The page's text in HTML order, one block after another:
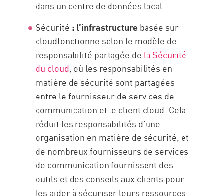
dans un centre de données local.
Sécurité : l’infrastructure basée sur
cloudfonctionne selon le modèle de
responsabilité partagée de la Sécurité
du cloud, où les responsabilités en
matière de sécurité sont partagées
entre le fournisseur de services de
communication et le client cloud. Cela
réduit les responsabilités d’une
organisation en matière de sécurité, et
de nombreux fournisseurs de services
de communication fournissent des
outils et des conseils aux clients pour
les aider à sécuriser leurs ressources